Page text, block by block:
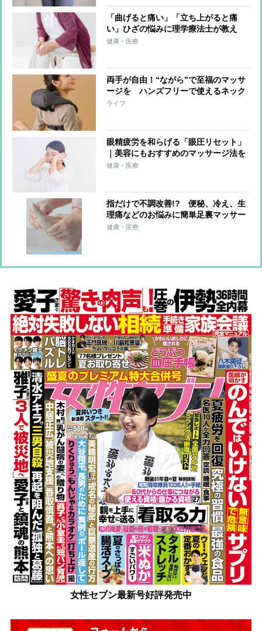
「曲げると痛い」「立ち上がると痛
い」ひざの悩みに理学療法士が教え
る“ひざ皿ほぐしマッサージ”のやり方
健康・医療
両手が自由！“ながら”で至福のマッサ
ージを ハンズフリーで使えるネック
マッサージャーが登場
ライフ
眼精疲労を和らげる「眼圧リセット」
｜美容にもおすすめのマッサージ法を
紹介
健康・医療
指だけで不調改善!? 便秘、冷え、生
理痛などのお悩みに簡単足裏マッサー
ジ
健康・医療
女性セブン最新号好評発売中